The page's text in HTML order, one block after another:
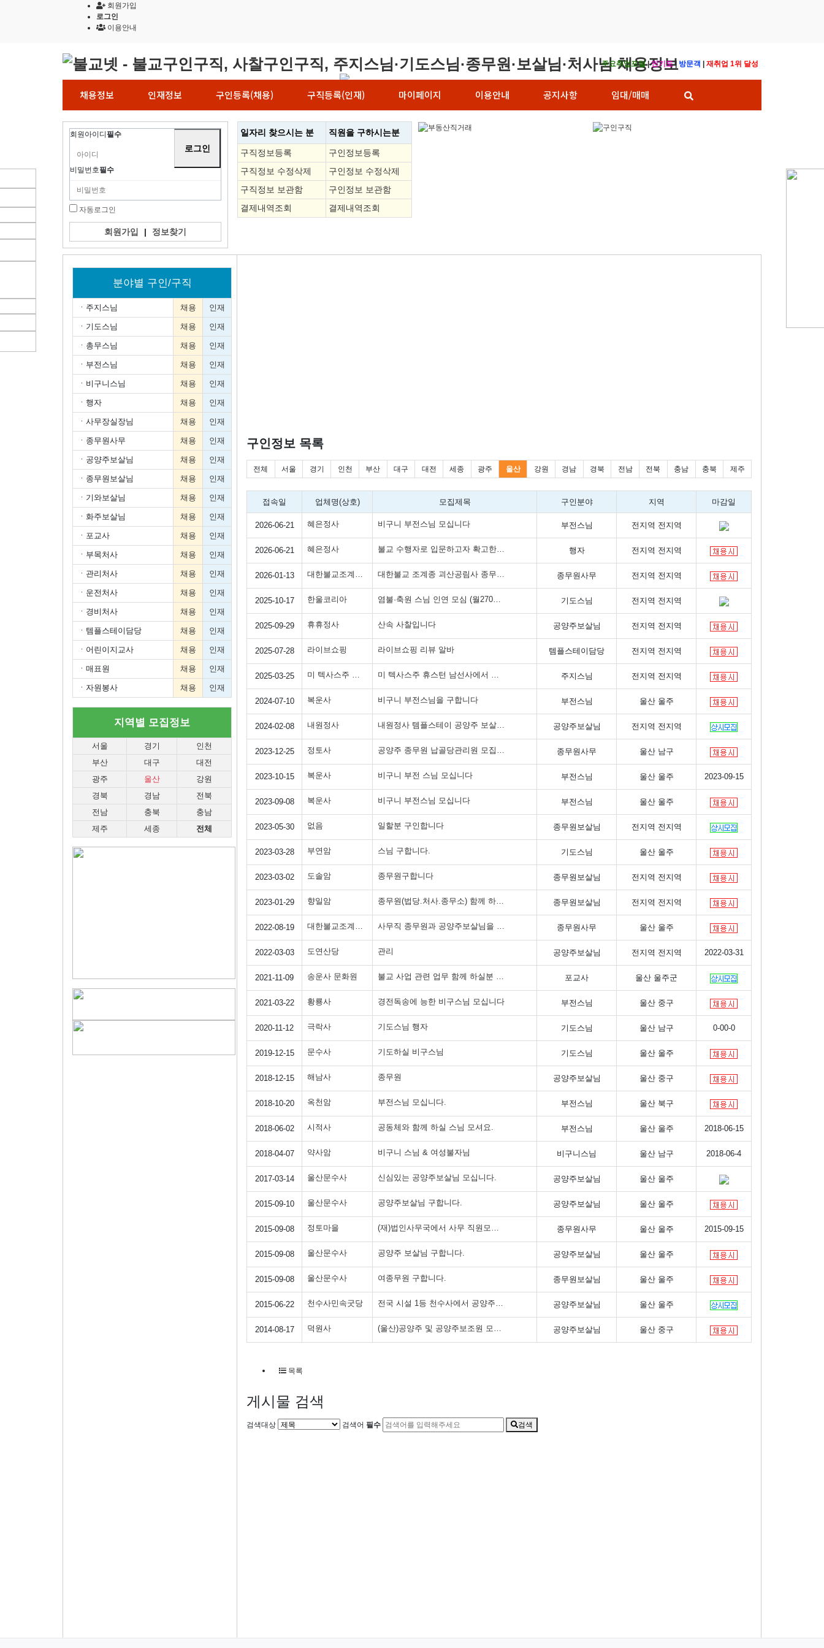
회원가입
로그인
이용안내
주요취업포털|인기도| 방문객 재취업 1위 달성
채용정보 인재정보 구인등록(채용) 구직등록(인재) 마이페이지 이용안내 공지사항 임대/매매
회원아이디 필수
비밀번호필수
자동로그인
회원가입 | 정보찾기
일자리 찾으시는 분 직원을 구하시는분
구직정보등록
구인정보등록
구직정보 수정삭제
구인정보 수정삭제
구직정보 보관함
구인정보 보관함
결제내역조회
결제내역조회
분야별 구인/구직
ㆍ 주지스님 채용 인재
ㆍ 기도스님 채용 인재
ㆍ 총무스님 채용 인재
ㆍ 부전스님 채용 인재
ㆍ 비구니스님 채용 인재
ㆍ 행자 채용 인재
ㆍ 사무장실장님 채용 인재
ㆍ 종무원사무 채용 인재
ㆍ 공양주보살님 채용 인재
ㆍ 종무원보살님 채용 인재
ㆍ 기와보살님 채용 인재
ㆍ 화주보살님 채용 인재
ㆍ 포교사 채용 인재
ㆍ 부목처사 채용 인재
ㆍ 관리처사 채용 인재
ㆍ 운전처사 채용 인재
ㆍ 경비처사 채용 인재
ㆍ 템플스테이담당 채용 인재
ㆍ 어린이지교사 채용 인재
ㆍ 매표원 채용 인재
ㆍ 자원봉사 채용 인재
지역별 모집정보
서울 경기
인천
부산
대구
대전
광주
울산
강원
경북
경남
전북
전남
충북
충남
제주
세종 전체
구인정보 목록
전체 서울 경기 인천 부산 대구 대전 세종 광주 울산 강원 경남 경북 전남 전북 충남 충북 제주
접속일 업체명(상호) 모집제목 구인분야 지역 마감일
2026-06-21 혜은정사 비구니 부전스님 모십니다 부전스님 전지역 전지역
2026-06-21 혜은정사 불교 수행자로 입문하고자 확고한 결심을 한 불자 행자 전지역 전지역
2026-01-13 대한불교조계종공림사 대한불교 조계종 괴산공림사 종무 사무장 채용공고 종무원사무 전지역 전지역
2025-10-17 한울코리아 염불·축원 스님 인연 모심 (월270→350 / 전국 어디든 가능) 기도스님 전지역 전지역
2025-09-29 휴휴정사 산속 사찰입니다 공양주보살님 전지역 전지역
2025-07-28 라이브쇼핑 라이브쇼핑 리뷰 알바 템플스테이담당 전지역 전지역
2025-03-25 미 텍사스주 휴스턴 남선사 미 텍사스주 휴스턴 남선사에서 주지스님을 모십니다. 주지스님 전지역 전지역
2024-07-10 복운사 비구니 부전스님을 구합니다 부전스님 울산 울주
2024-02-08 내원정사 내원정사 템플스테이 공양주 보살님 모집합니다. 공양주보살님 전지역 전지역
2023-12-25 정토사 공양주 종무원 납골당관리원 모집합니다 종무원사무 울산 남구
2023-10-15 복운사 비구니 부전 스님 모십니다 부전스님 울산 울주 2023-09-15
2023-09-08 복운사 비구니 부전스님 모십니다 부전스님 울산 울주
2023-05-30 없음 일할분 구인합니다 종무원보살님 전지역 전지역
2023-03-28 부연암 스님 구합니다. 기도스님 울산 울주
2023-03-02 도솔암 종무원구합니다 종무원보살님 전지역 전지역
2023-01-29 향일암 종무원(법당.처사.종무소) 함께 하실 식구를 모십니다. 종무원보살님 전지역 전지역
2022-08-19 대한불교조계종 문수사 사무직 종무원과 공양주보살님을 구합니다. 종무원사무 울산 울주
2022-03-03 도연산당 관리 공양주보살님 전지역 전지역 2022-03-31
2021-11-09 송운사 문화원 불교 사업 관련 업무 함께 하실분 모십니다.(부산,울산,경남 전지역 근무 가능) 포교사 울산 울주군
2021-03-22 황룡사 경전독송에 능한 비구스님 모십니다 부전스님 울산 중구
2020-11-12 극락사 기도스님 행자 기도스님 울산 남구 0-00-0
2019-12-15 문수사 기도하실 비구스님 기도스님 울산 울주
2018-12-15 해남사 종무원 공양주보살님 울산 중구
2018-10-20 옥천암 부전스님 모십니다. 부전스님 울산 북구
2018-06-02 시적사 공동체와 함께 하실 스님 모셔요. 부전스님 울산 울주 2018-06-15
2018-04-07 약사암 비구니 스님 & 여성불자님 비구니스님 울산 남구 2018-06-4
2017-03-14 울산문수사 신심있는 공양주보살님 모십니다. 공양주보살님 울산 울주
2015-09-10 울산문수사 공양주보살님 구합니다. 공양주보살님 울산 울주
2015-09-08 정토마을 (재)법인사무국에서 사무 직원모십니다. 종무원사무 울산 울주 2015-09-15
2015-09-08 울산문수사 공양주 보살님 구합니다. 공양주보살님 울산 울주
2015-09-08 울산문수사 여종무원 구합니다. 종무원보살님 울산 울주
2015-06-22 천수사민속굿당 전국 시설 1등 천수사에서 공양주님을 모집합니다 공양주보살님 울산 울주
2014-08-17 덕원사 (울산)공양주 및 공양주보조원 모십니다 공양주보살님 울산 중구
목록
게시물 검색
검색대상 검색어 필수 검색